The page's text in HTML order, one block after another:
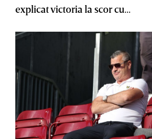
explicat victoria la scor cu...